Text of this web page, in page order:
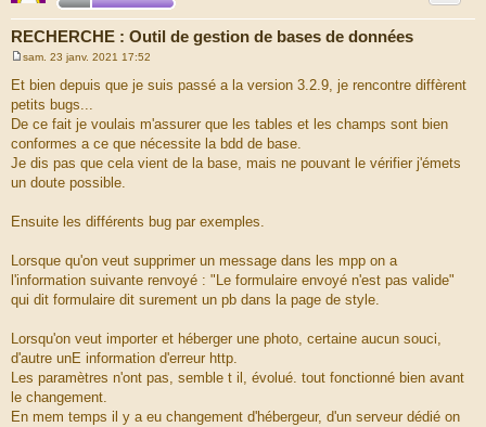
RECHERCHE : Outil de gestion de bases de données
e
s
s
a
g
e
sam. 23 janv. 2021 17:52
Et bien depuis que je suis passé a la version 3.2.9, je rencontre diffèrent
petits bugs...
De ce fait je voulais m'assurer que les tables et les champs sont bien
conformes a ce que nécessite la bdd de base.
Je dis pas que cela vient de la base, mais ne pouvant le vérifier j'émets
un doute possible.
Ensuite les différents bug par exemples.
Lorsque qu'on veut supprimer un message dans les mpp on a
l'information suivante renvoyé : "Le formulaire envoyé n'est pas valide"
qui dit formulaire dit surement un pb dans la page de style.
Lorsqu'on veut importer et héberger une photo, certaine aucun souci,
d'autre unE information d'erreur http.
Les paramètres n'ont pas, semble t il, évolué. tout fonctionné bien avant
le changement.
En mem temps il y a eu changement d'hébergeur, d'un serveur dédié on